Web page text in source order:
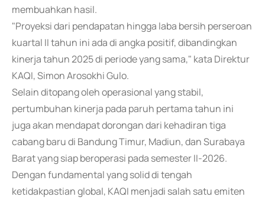
membuahkan hasil.
"Proyeksi dari pendapatan hingga laba bersih perseroan
kuartal II tahun ini ada di angka positif, dibandingkan
kinerja tahun 2025 di periode yang sama," kata Direktur
KAQI, Simon Arosokhi Gulo.
Selain ditopang oleh operasional yang stabil,
pertumbuhan kinerja pada paruh pertama tahun ini
juga akan mendapat dorongan dari kehadiran tiga
cabang baru di Bandung Timur, Madiun, dan Surabaya
Barat yang siap beroperasi pada semester II-2026.
Dengan fundamental yang solid di tengah
ketidakpastian global, KAQI menjadi salah satu emiten